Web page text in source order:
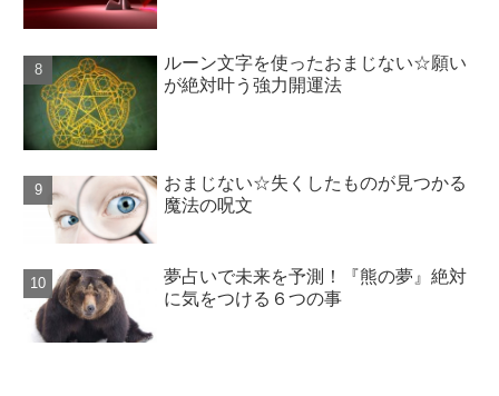
ルーン文字を使ったおまじない☆願い
が絶対叶う強力開運法
おまじない☆失くしたものが見つかる
魔法の呪文
夢占いで未来を予測！『熊の夢』絶対
に気をつける６つの事